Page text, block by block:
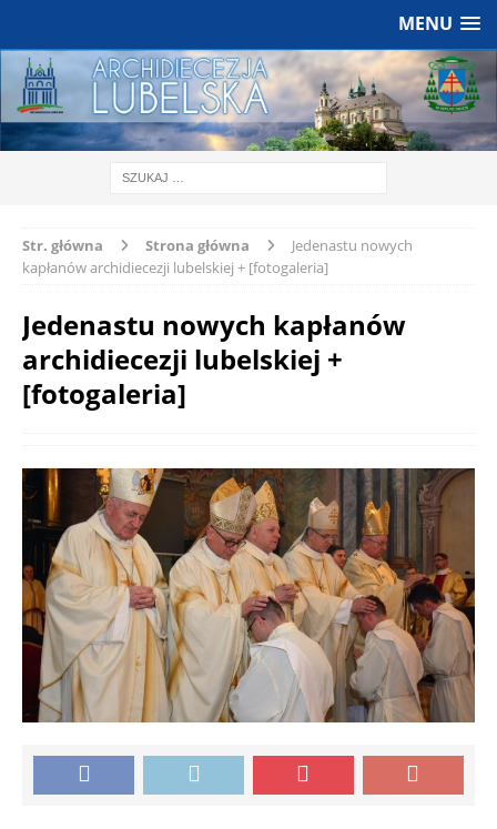
MENU
Str. główna Strona główna
Jedenastu nowych
kapłanów archidiecezji lubelskiej + [fotogaleria]
Jedenastu nowych kapłanów
archidiecezji lubelskiej +
[fotogaleria]